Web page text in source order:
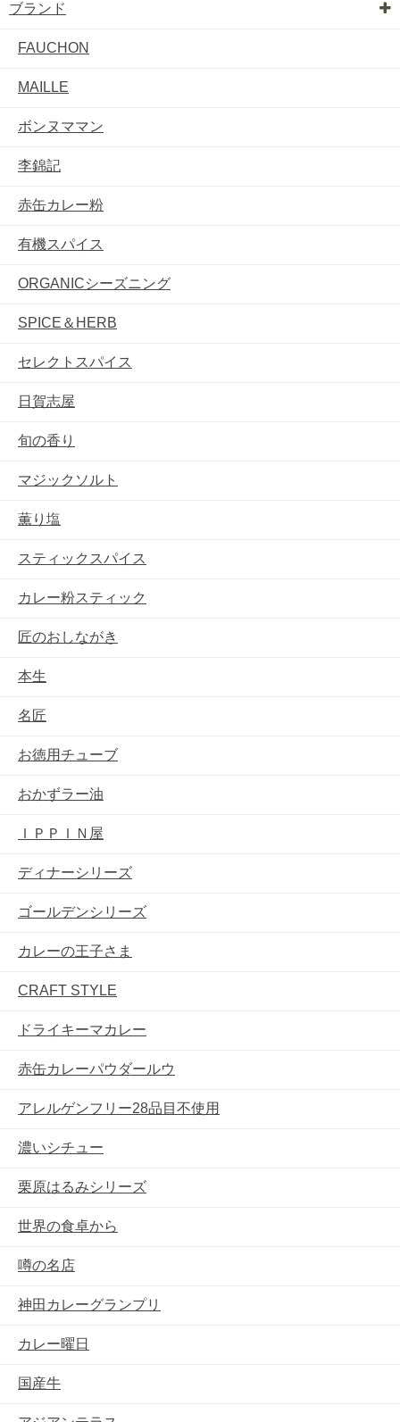
ブランド
FAUCHON
MAILLE
ボンヌママン
李錦記
赤缶カレー粉
有機スパイス
ORGANICシーズニング
SPICE＆HERB
セレクトスパイス
日賀志屋
旬の香り
マジックソルト
薫り塩
スティックスパイス
カレー粉スティック
匠のおしながき
本生
名匠
お徳用チューブ
おかずラー油
ＩＰＰＩＮ屋
ディナーシリーズ
ゴールデンシリーズ
カレーの王子さま
CRAFT STYLE
ドライキーマカレー
赤缶カレーパウダールウ
アレルゲンフリー28品目不使用
濃いシチュー
栗原はるみシリーズ
世界の食卓から
噂の名店
神田カレーグランプリ
カレー曜日
国産牛